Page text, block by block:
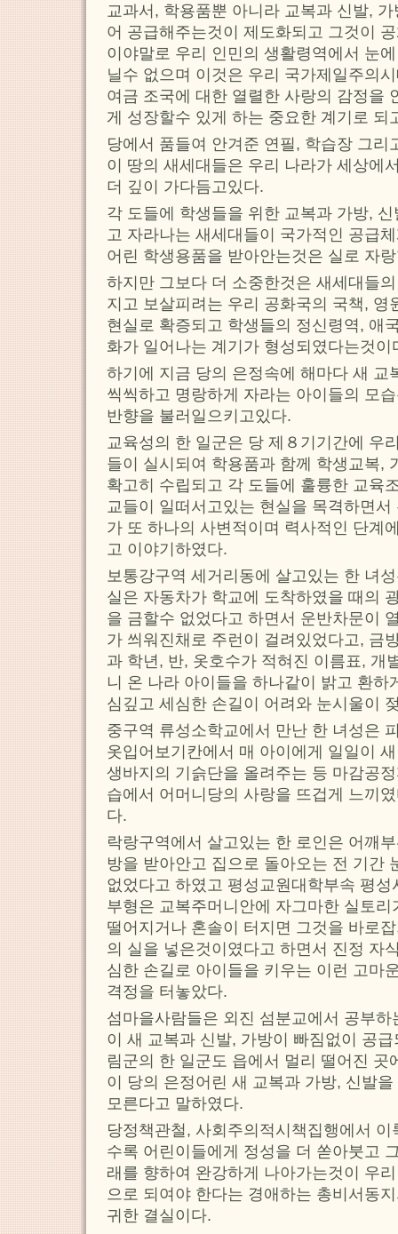
교과서, 학용품뿐 아니라 교복과 신발,
어 공급해주는것이 제도화되고 그것이
이야말로 우리 인민의 생활령역에서 눈
닐수 없으며 이것은 우리 국가제일주의
여금 조국에 대한 열렬한 사랑의 감정을
게 성장할수 있게 하는 중요한 계기로 되
당에서 품들여 안겨준 연필, 학습장 그리
이 땅의 새세대들은 우리 나라가 세상에
더 깊이 가다듬고있다.
각 도들에 학생들을 위한 교복과 가방,
고 자라나는 새세대들이 국가적인 공급
어린 학생용품을 받아안는것은 실로 자
하지만 그보다 더 소중한것은 새세대들
지고 보살피려는 우리 공화국의 국책, 영
현실로 확증되고 학생들의 정신령역, 애
화가 일어나는 계기가 형성되였다는것이
하기에 지금 당의 은정속에 해마다 새 교
씩씩하고 명랑하게 자라는 아이들의 모
반향을 불러일으키고있다.
교육성의 한 일군은 당 제８기기간에 우
들이 실시되여 학용품과 함께 학생교복,
확고히 수립되고 각 도들에 훌륭한 교육
교들이 일떠서고있는 현실을 목격하면
가 또 하나의 사변적이며 력사적인 단계
고 이야기하였다.
보통강구역 세거리동에 살고있는 한 녀
실은 자동차가 학교에 도착하였을 때의
을 금할수 없었다고 하면서 운반차문이
가 씌워진채로 주런이 걸려있었다고, 금
과 학년, 반, 옷호수가 적혀진 이름표, 개
니 온 나라 아이들을 하나같이 밝고 환하
심깊고 세심한 손길이 어려와 눈시울이
중구역 류성소학교에서 만난 한 녀성은
옷입어보기칸에서 매 아이에게 일일이
생바지의 기슭단을 올려주는 등 마감공
습에서 어머니당의 사랑을 뜨겁게 느끼
다.
락랑구역에서 살고있는 한 로인은 어깨
방을 받아안고 집으로 돌아오는 전 기간
없었다고 하였고 평성교원대학부속 평
부형은 교복주머니안에 자그마한 실토
떨어지거나 혼솔이 터지면 그것을 바로
의 실을 넣은것이였다고 하면서 진정 자
심한 손길로 아이들을 키우는 이런 고마
격정을 터놓았다.
섬마을사람들은 외진 섬분교에서 공부
이 새 교복과 신발, 가방이 빠짐없이 공
림군의 한 일군도 읍에서 멀리 떨어진 곳
이 당의 은정어린 새 교복과 가방, 신발
모른다고 말하였다.
당정책관철, 사회주의적시책집행에서
수록 어린이들에게 정성을 더 쏟아붓고
래를 향하여 완강하게 나아가는것이 우
으로 되여야 한다는 경애하는 총비서동
귀한 결실이다.